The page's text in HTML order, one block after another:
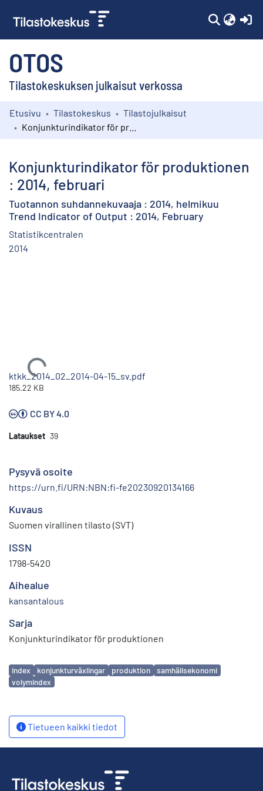
OTOS
Tilastokeskuksen julkaisut verkossa
Kokoelmat
Etusivu Tilastokeskus
Tilastojulkaisut
Konjunkturindikator för produktionen
: 2014, februari
Tuotannon suhdannekuvaaja : 2014, helmikuu
Trend Indicator of Output : 2014, February
Statistikcentralen
2014
Ladataan...
ktkk_2014_02_2014-04-15_sv.pdf
185.22 KB
CC BY 4.0
Lataukset 39
Pysyvä osoite
https://urn.fi/URN:NBN:fi-fe20230920134166
Kuvaus
Suomen virallinen tilasto (SVT)
ISSN
1798-5420
Aihealue
kansantalous
Sarja
Konjunkturindikator för produktionen
Avainsanat
index konjunkturväxlingar produktion
samhällsekonomi
volymindex
Tietueen kaikki tiedot